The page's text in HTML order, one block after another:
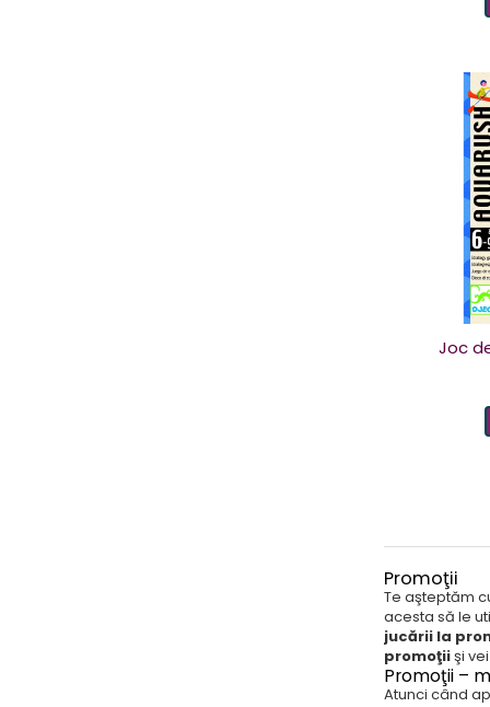
Joc
Promoţii
Te aşteptăm
acesta să le
jucării la
promoţiişi
Promoţii –
Atunci când